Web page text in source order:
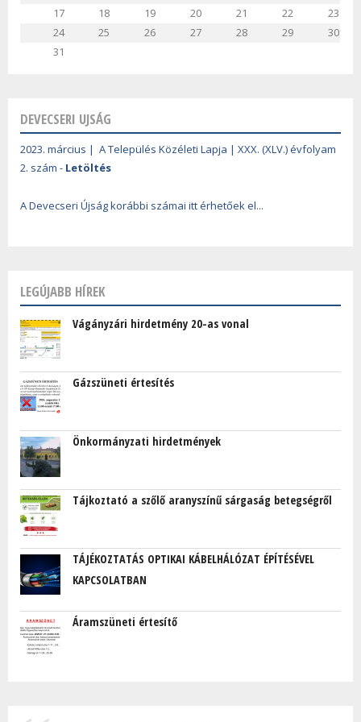
17
18 19 20 21 22
23
24
25 26 27 28 29
30
31
DEVECSERI UJSÁG
2023. március | A Település Közéleti Lapja | XXX. (XLV.) évfolyam
2. szám - Letöltés
A Devecseri Újság korábbi számai itt érhetőek el...
LEGÚJABB HÍREK
Vágányzári hirdetmény 20-as vonal
Gázszüneti értesítés
Önkormányzati hirdetmények
Tájkoztató a szőlő aranyszínű sárgaság betegségről
TÁJÉKOZTATÁS OPTIKAI KÁBELHÁLÓZAT ÉPÍTÉSÉVEL
KAPCSOLATBAN
Áramszüneti értesítő